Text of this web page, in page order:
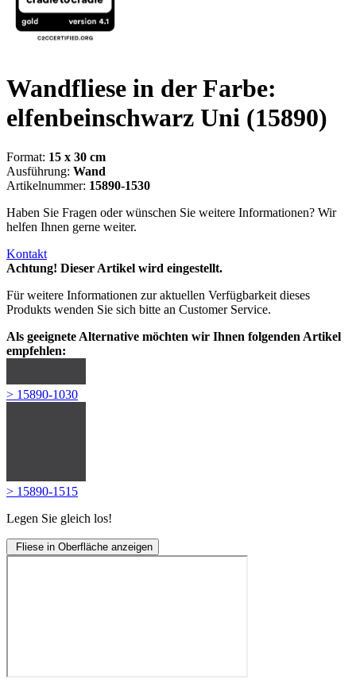
Wandfliese in der Farbe:
elfenbeinschwarz Uni (15890)
Format: 15 x 30 cm
Ausführung: Wand
Artikelnummer: 15890-1530
Haben Sie Fragen oder wünschen Sie weitere Informationen? Wir
helfen Ihnen gerne weiter.
Kontakt
Achtung! Dieser Artikel wird eingestellt.
Für weitere Informationen zur aktuellen Verfügbarkeit dieses
Produkts wenden Sie sich bitte an Customer Service.
Als geeignete Alternative möchten wir Ihnen folgenden Artikel
empfehlen:
> 15890-1030
> 15890-1515
Legen Sie gleich los!
Fliese in Oberfläche anzeigen